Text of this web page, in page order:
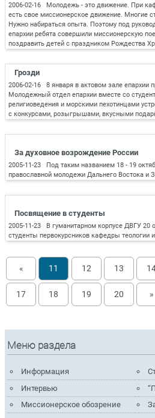
2006-02-16 Молодежь - это движение. При
есть свое миссионерское движение. Многие
Нужно набираться опыта. Поэтому под
епархии ребята совершили миссионерскую
поздравить детей с праздником Рождества
Грозди
2006-02-16 8 января в актовом зале епархии
Молодежный отдел епархии вместе со
религиоведения и морскими пехотинцами
с конкурсами, розыгрышами, вкусными
За духовное возрождение России
2005-11-23 Под таким названием 18 - 19
православной молодежи Дальнего Востока и
Посвящение в студенты
2005-11-23 В гуманитарном корпусе ДВГУ 20
студенты первокурсников кафедры теологии
« 11 12 13
17 18 19 20 »
Меню раздела
Информация
Интервью
Миссионерское обозрение